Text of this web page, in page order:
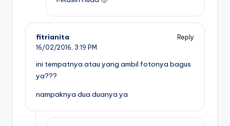
fitrianita
Reply
16/02/2016, 3:19 PM
ini tempatnya atau yang ambil fotonya bagus
ya???
nampaknya dua duanya ya